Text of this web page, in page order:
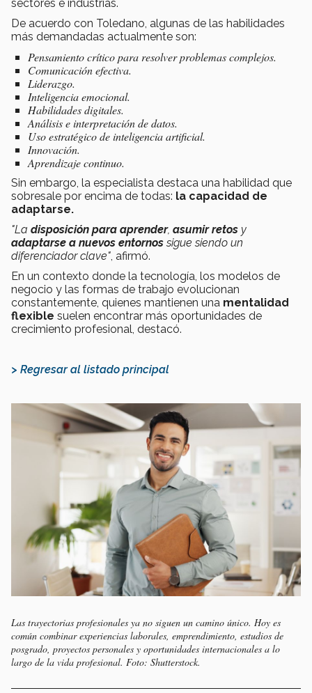
sectores e industrias.
De acuerdo con Toledano, algunas de las habilidades
más demandadas actualmente son:
Pensamiento crítico para resolver problemas complejos.
Comunicación efectiva.
Liderazgo.
Inteligencia emocional.
Habilidades digitales.
Análisis e interpretación de datos.
Uso estratégico de inteligencia artificial.
Innovación.
Aprendizaje continuo.
Sin embargo, la especialista destaca una habilidad que
sobresale por encima de todas: la capacidad de
adaptarse.
"La disposición para aprender, asumir retos y
adaptarse a nuevos entornossigue siendo un
diferenciador clave", afirmó.
En un contexto donde la tecnología, los modelos de
negocio y las formas de trabajo evolucionan
constantemente, quienes mantienen una mentalidad
flexible suelen encontrar más oportunidades de
crecimiento profesional, destacó.
> Regresar al listado principal
Las trayectorias profesionales ya no siguen un camino único. Hoy es
común combinar experiencias laborales, emprendimiento, estudios de
posgrado, proyectos personales y oportunidades internacionales a lo
largo de la vida profesional. Foto: Shutterstock.